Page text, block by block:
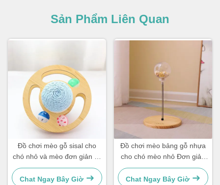
Sản Phẩm Liên Quan
Đồ chơi mèo gỗ sisal cho
chó nhỏ và mèo đơn giản và
thiết thực
Chat Ngay Bây Giờ
Đồ chơi mèo bảng gỗ nhựa
cho chó mèo nhỏ Đơn giản
và thiết thực
Chat Ngay Bây Giờ